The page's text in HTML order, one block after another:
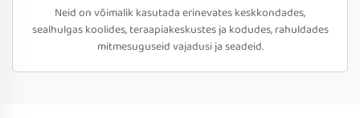
Neid on võimalik kasutada erinevates keskkondades,
sealhulgas koolides, teraapiakeskustes ja kodudes, rahuldades
mitmesuguseid vajadusi ja seadeid.